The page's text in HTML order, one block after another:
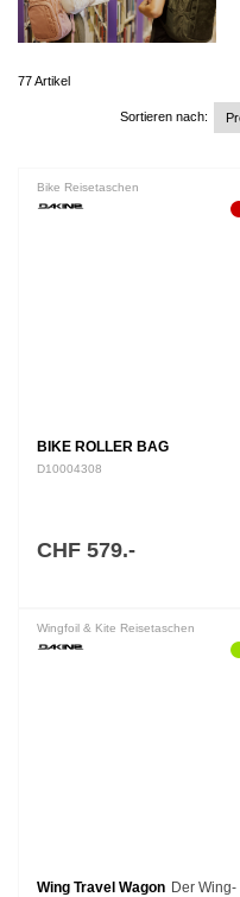
77 Artikel
Sortieren nach:
Bike Reisetaschen
BIKE ROLLER BAG
D10004308
CHF 579.-
Wingfoil & Kite Reisetaschen
Wing Travel Wagon Der Wing-